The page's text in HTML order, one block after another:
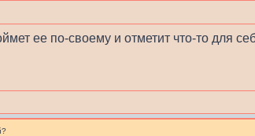
ее по-своему и отметит что-то для